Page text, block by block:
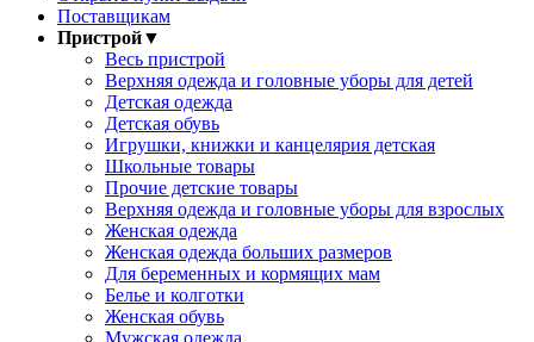
Поставщикам
Пристрой▼
Весь пристрой
Верхняя одежда и головные уборы для детей
Детская одежда
Детская обувь
Игрушки, книжки и канцелярия детская
Школьные товары
Прочие детские товары
Верхняя одежда и головные уборы для взрослых
Женская одежда
Женская одежда больших размеров
Для беременных и кормящих мам
Белье и колготки
Женская обувь